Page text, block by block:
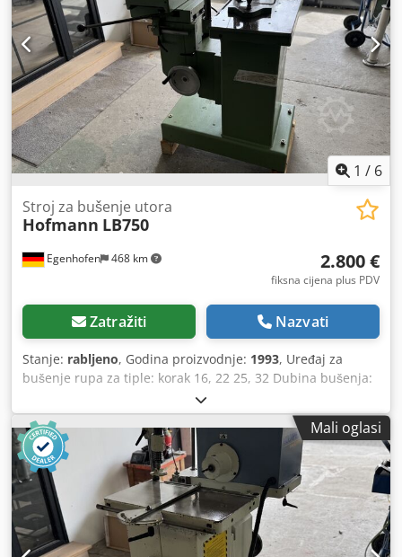
1 / 6
Egenhofen 468 km
Stroj za bušenje utora
Hofmann LB750
2.800 €
fiksna cijena plus PDV
Zatražiti Nazvati
Stanje: rabljeno, Godina proizvodnje: 1993, Uređaj za
bušenje rupa za tiple: korak 16, 22 25, 32 Dubina bušenja:
145 mm Duljina utora: 240 mm Raspon podešavanja visine:
135 mm Snaga motora: 1,3 / 1,8 kW Brzina: 1400 / 2800
o/min Pritisni uređaj: ručni Priključak za odvod: 100 mm
Duljina stroja: 1280 mm Širina stroja: 960 mm Cedjwhuu
Ejpfx Aqtjrf Težina: 300 kg
Mali oglasi